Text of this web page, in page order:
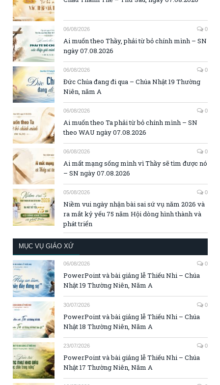
06/08/2026 0
Ai muốn theo Thầy, phải từ bỏ chính mình – SN
ngày 07.08.2026
06/08/2026 0
Đức Chúa đang đi qua – Chúa Nhật 19 Thường
Niên, năm A
06/08/2026 0
Ai muốn theo Ta phải từ bỏ chính mình – SN
theo WAU ngày 07.08.2026
06/08/2026 0
Ai mất mạng sống mình vì Thầy sẽ tìm được nó
– SN ngày 07.08.2026
05/08/2026 0
Niềm vui ngày nhận bài sai sứ vụ năm 2026 và
ra mắt kỷ yếu 75 năm Hội dòng hình thành và
phát triển
MỤC VỤ GIÁO XỨ
06/08/2026 0
PowerPoint và bài giảng lễ Thiếu Nhi – Chúa
Nhật 19 Thường Niên, Năm A
30/07/2026 0
PowerPoint và bài giảng lễ Thiếu Nhi – Chúa
Nhật 18 Thường Niên, Năm A
23/07/2026 0
PowerPoint và bài giảng lễ Thiếu Nhi – Chúa
Nhật 17 Thường Niên, Năm A